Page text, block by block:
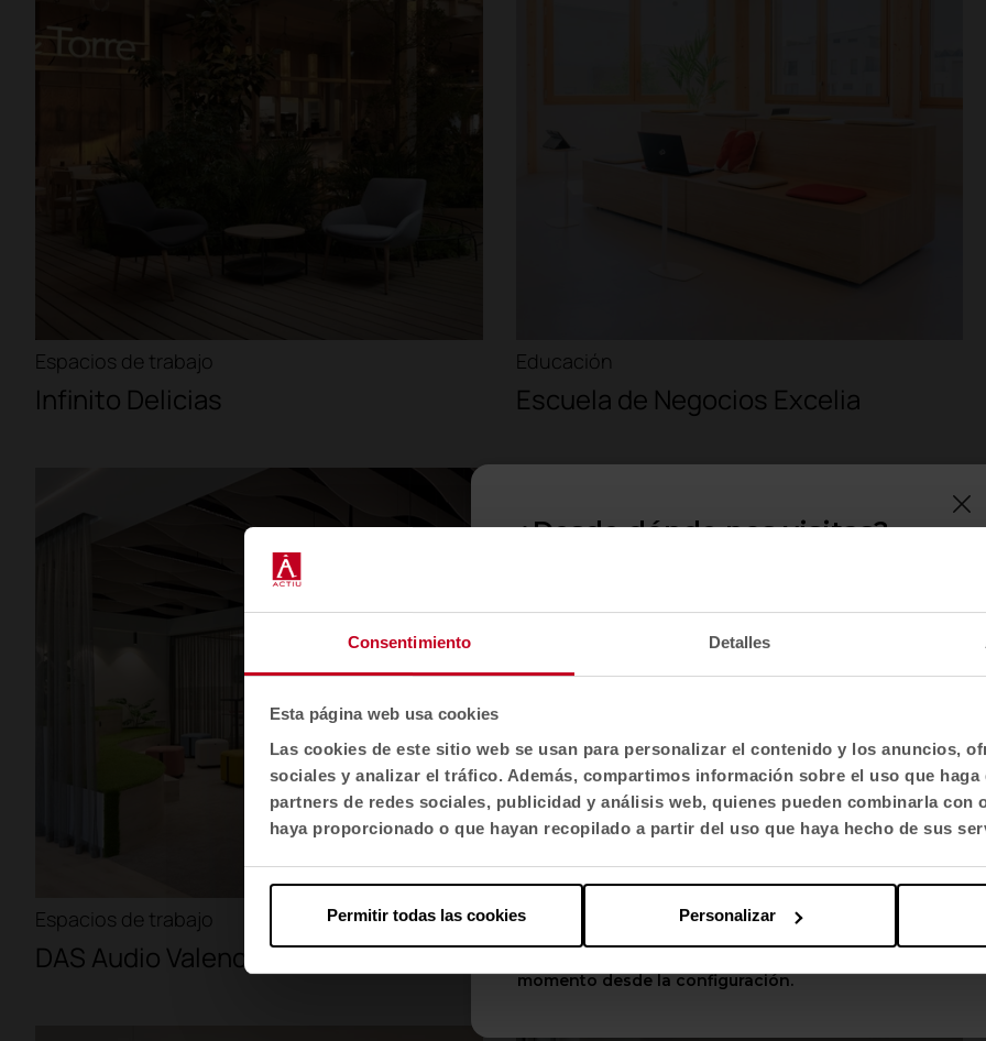
Consentimiento Detalles
Esta página web usa cookies
Las cookies de este sitio web se usan para personalizar el contenido y los anuncios,
sociales y analizar el tráfico. Además, compartimos información sobre el uso que
partners de redes sociales, publicidad y análisis web, quienes pueden combinarla con
haya proporcionado o que hayan recopilado a partir del uso que haya hecho de sus
Personalizar
Permitir todas las cookies
Espacios de trabajo
Infinito Delicias
Educación
Escuela de Negocios Excelia
Espacios de trabajo
DAS Audio Valencia
Educación
Institution Notre-Dame Saint-Jean
¿Desde dónde nos visitas?
Selecciona localización
Selecciona idioma
English US
Aplicar
momento desde la configuración.